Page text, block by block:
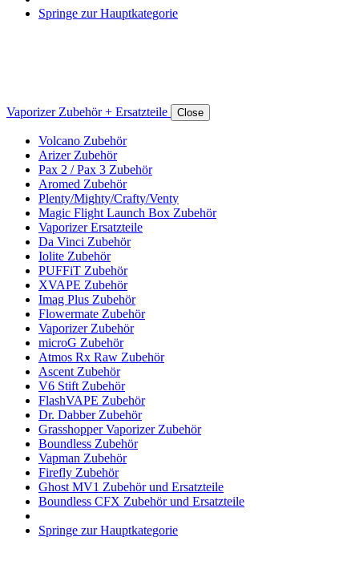
Springe zur Hauptkategorie
Vaporizer Zubehör + Ersatzteile Close
Volcano Zubehör
Arizer Zubehör
Pax 2 / Pax 3 Zubehör
Aromed Zubehör
Plenty/Mighty/Crafty/Venty
Magic Flight Launch Box Zubehör
Vaporizer Ersatzteile
Da Vinci Zubehör
Iolite Zubehör
PUFFiT Zubehör
XVAPE Zubehör
Imag Plus Zubehör
Flowermate Zubehör
Vaporizer Zubehör
microG Zubehör
Atmos Rx Raw Zubehör
Ascent Zubehör
V6 Stift Zubehör
FlashVAPE Zubehör
Dr. Dabber Zubehör
Grasshopper Vaporizer Zubehör
Boundless Zubehör
Vapman Zubehör
Firefly Zubehör
Ghost MV1 Zubehör und Ersatzteile
Boundless CFX Zubehör und Ersatzteile
Springe zur Hauptkategorie